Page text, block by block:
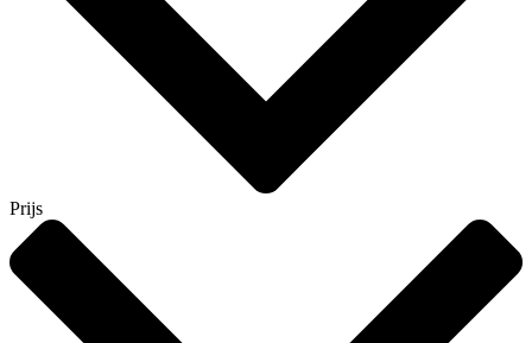
Prijs